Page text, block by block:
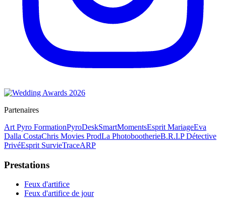
Partenaires
Art Pyro FormationPyroDeskSmartMomentsEsprit MariageEva
Dalla CostaChris Movies ProdLa PhotobootherieB.R.I.P Détective
PrivéEsprit SurvieTraceARP
Prestations
Feux d'artifice
Feux d'artifice de jour